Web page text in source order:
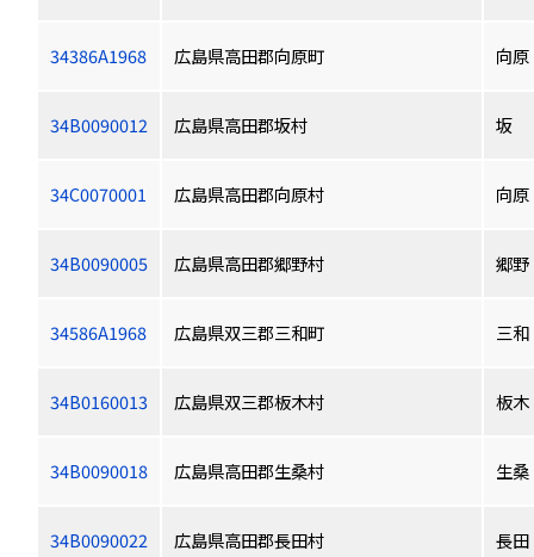
34386A1968 広島県高田郡向原町 向原
34B0090012 広島県高田郡坂村 坂
34C0070001 広島県高田郡向原村 向原
34B0090005 広島県高田郡郷野村 郷野
34586A1968 広島県双三郡三和町 三和
34B0160013 広島県双三郡板木村 板木
34B0090018 広島県高田郡生桑村 生桑
34B0090022 広島県高田郡長田村 長田